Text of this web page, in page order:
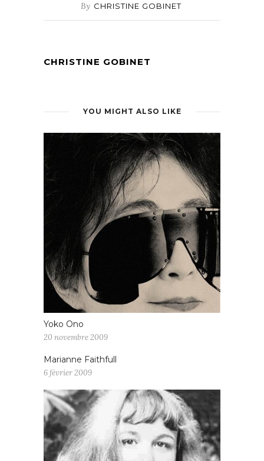
By CHRISTINE GOBINET
CHRISTINE GOBINET
YOU MIGHT ALSO LIKE
Yoko Ono
20 novembre 2009
Marianne Faithfull
6 février 2009